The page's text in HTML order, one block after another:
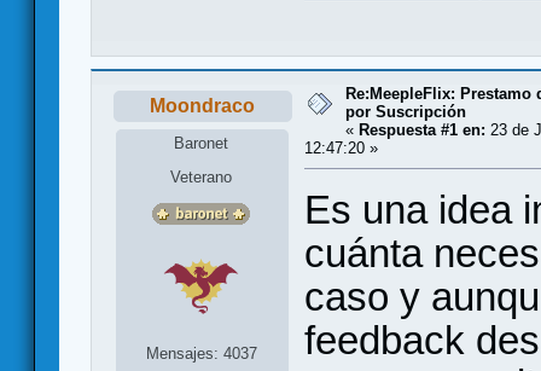
Moondraco
Baronet
Veterano
Mensajes: 4037
Re:MeepleFlix: Prestamo
por Suscripción
« Respuesta #1 en: 23 de
12:47:20 »
Es una idea
cuánta
caso y
feedback